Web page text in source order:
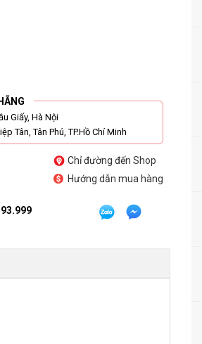
Giấy, Hà Nội
Tân, Tân Phú, TP.Hồ Chí Minh
Chỉ đường đến Shop
Hướng dẫn mua hàng